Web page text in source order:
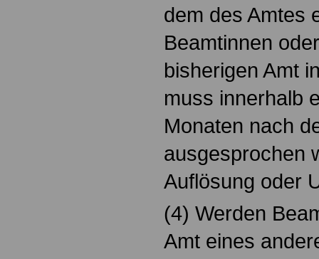
dem des Amtes
Beamtinnen
bisherigen Amt
muss innerhalb
Monaten nach
ausgesprochen
Auflösung oder
(4) Werden
Amt eines